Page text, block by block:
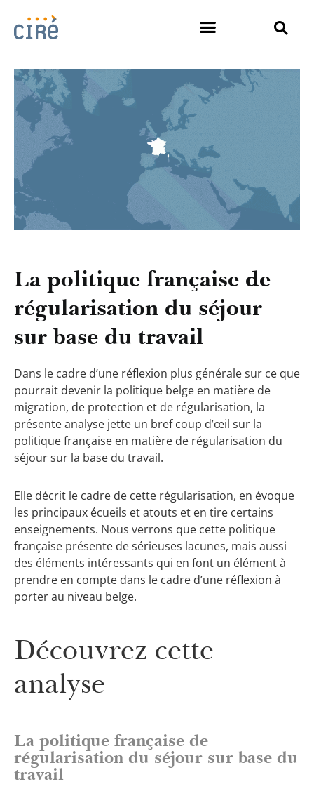
La politique française de
régularisation du séjour
sur base du travail
Dans le cadre d’une réflexion plus générale sur ce que
pourrait devenir la politique belge en matière de
migration, de protection et de régularisation, la
présente analyse jette un bref coup d’œil sur la
politique française en matière de régularisation du
séjour sur la base du travail.
Elle décrit le cadre de cette régularisation, en évoque
les principaux écueils et atouts et en tire certains
enseignements. Nous verrons que cette politique
française présente de sérieuses lacunes, mais aussi
des éléments intéressants qui en font un élément à
prendre en compte dans le cadre d’une réflexion à
porter au niveau belge.
Découvrez cette
analyse
La politique française de
régularisation du séjour sur base du
travail